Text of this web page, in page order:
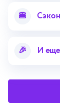
Работа для
Партнерская
🍔
🎉 И